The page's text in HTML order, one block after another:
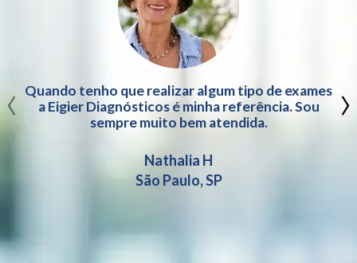
Quando tenho que realizar algum tipo de exames
a Eigier Diagnósticos é minha referência. Sou
sempre muito bem atendida.
Nathalia H
São Paulo, SP
‹ ›